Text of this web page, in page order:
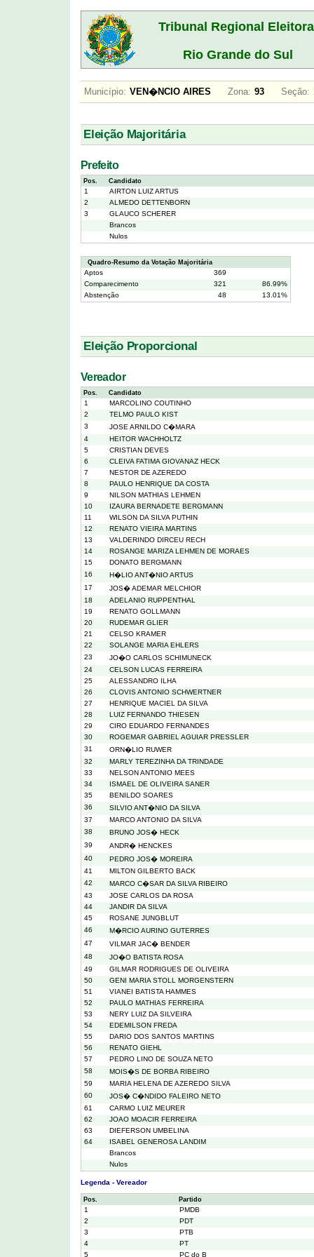
Tribunal Regional
Rio Grande do Sul
Município: VEN�NCIO AIRES Zona: 93 Seção:
Eleição Majoritária
Prefeito
Pos. Candidato
1
AIRTON LUIZ ARTUS
2
ALMEDO DETTENBORN
3
GLAUCO SCHERER
Brancos
Nulos
Quadro-Resumo da Votação Majoritária
Aptos
369
Comparecimento
321
86.99%
Abstenção
48 13.01%
Eleição Proporcional
Vereador
Pos. Candidato
1
MARCOLINO COUTINHO
2
TELMO PAULO KIST
3
JOSE ARNILDO C�MARA
4
HEITOR WACHHOLTZ
5
CRISTIAN DEVES
6
CLEIVA FATIMA GIOVANAZ HECK
7
NESTOR DE AZEREDO
8
PAULO HENRIQUE DA COSTA
9
NILSON MATHIAS LEHMEN
10
IZAURA BERNADETE BERGMANN
11
WILSON DA SILVA PUTHIN
12
RENATO VIEIRA MARTINS
13
VALDERINDO DIRCEU RECH
14
ROSANGE MARIZA LEHMEN DE MORAES
15
DONATO BERGMANN
16
H�LIO ANT�NIO ARTUS
17
JOS� ADEMAR MELCHIOR
18
ADELANIO RUPPENTHAL
19
RENATO GOLLMANN
20
RUDEMAR GLIER
21
CELSO KRAMER
22
SOLANGE MARIA EHLERS
23
JO�O CARLOS SCHIMUNECK
24
CELSON LUCAS FERREIRA
25
ALESSANDRO ILHA
26
CLOVIS ANTONIO SCHWERTNER
27
HENRIQUE MACIEL DA SILVA
28
LUIZ FERNANDO THIESEN
29
CIRO EDUARDO FERNANDES
30
ROGEMAR GABRIEL AGUIAR PRESSLER
31
ORN�LIO RUWER
32
MARLY TEREZINHA DA TRINDADE
33
NELSON ANTONIO MEES
34
ISMAEL DE OLIVEIRA SANER
35
BENILDO SOARES
36
SILVIO ANT�NIO DA SILVA
37
MARCO ANTONIO DA SILVA
38
BRUNO JOS� HECK
39
ANDR� HENCKES
40
PEDRO JOS� MOREIRA
41
MILTON GILBERTO BACK
42
MARCO C�SAR DA SILVA RIBEIRO
43
JOSE CARLOS DA ROSA
44
JANDIR DA SILVA
45
ROSANE JUNGBLUT
46
M�RCIO AURINO GUTERRES
47
VILMAR JAC� BENDER
48
JO�O BATISTA ROSA
49
GILMAR RODRIGUES DE OLIVEIRA
50
GENI MARIA STOLL MORGENSTERN
51
VIANEI BATISTA HAMMES
52
PAULO MATHIAS FERREIRA
53
NERY LUIZ DA SILVEIRA
54
EDEMILSON FREDA
55
DARIO DOS SANTOS MARTINS
56
RENATO GIEHL
57
PEDRO LINO DE SOUZA NETO
58
MOIS�S DE BORBA RIBEIRO
59
MARIA HELENA DE AZEREDO SILVA
60
JOS� C�NDIDO FALEIRO NETO
61
CARMO LUIZ MEURER
62
JOAO MOACIR FERREIRA
63
DIEFERSON UMBELINA
64
ISABEL GENEROSA LANDIM
Brancos
Nulos
Legenda - Vereador
Pos. Partido
1
PMDB
2
PDT
3
PTB
4
PT
5
PC do B